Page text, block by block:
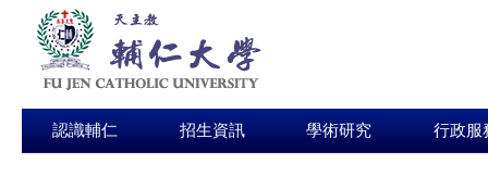
認識輔仁 招生資訊 學術研究 行政服